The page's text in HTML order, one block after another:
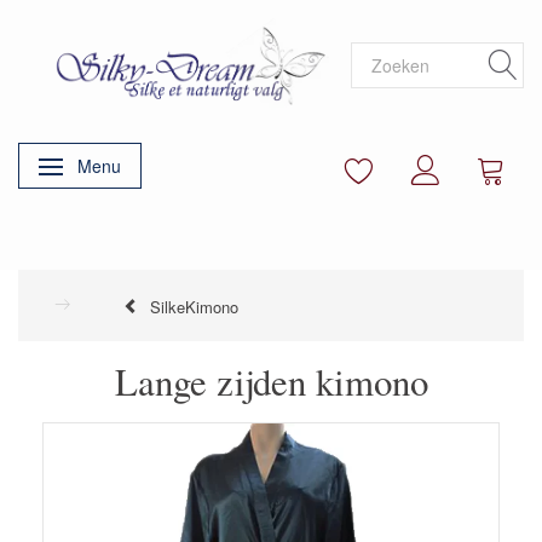
Navigatie in-/uitschakelen
Menu
SilkeKimono
Lange zijden kimono